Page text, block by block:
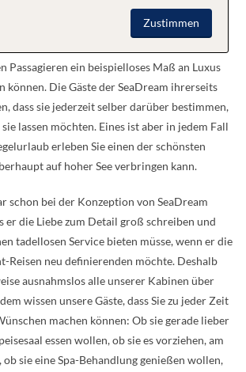
2001 schon mit an Bord. Die vielen, an
Team-Mitglieder der beiden Schiffe
II genießen das beruhigende Gefühl zu
Passagieren ein beispielloses Maß an Luxus
können. Die Gäste der SeaDream ihrerseits
dass sie jederzeit selber darüber bestimmen,
lassen möchten. Eines ist aber in jedem Fall
erleben Sie einen der schönsten
auf hoher See verbringen kann.
schon bei der Konzeption von SeaDream
er die Liebe zum Detail groß schreiben und
tadellosen Service bieten müsse, wenn er die
Reisen neu definierenden möchte. Deshalb
ausnahmslos alle unserer Kabinen über
wissen unsere Gäste, dass Sie zu jeder Zeit
machen können: Ob sie gerade lieber
essen wollen, ob sie es vorziehen, am
ob sie eine Spa-Behandlung genießen wollen,
Zustimmen